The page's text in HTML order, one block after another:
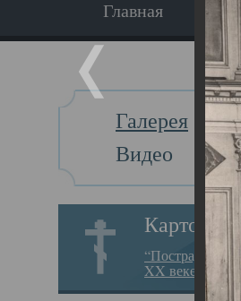
Главная
Галерея
Видео
Картотека
“Пострадавшие
XX веке на